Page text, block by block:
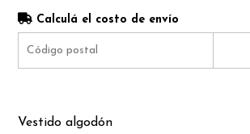
Calculá el costo de envío
Vestido algodón